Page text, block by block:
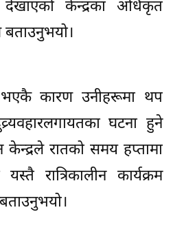
केन्द्रका अधिकृत
बताउनुभयो।
कारण उनीहरूमा थप
घटना हुने
रातको समय हप्तामा
रात्रिकालीन कार्यक्रम